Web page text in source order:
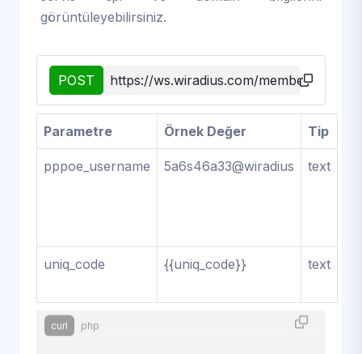
görüntüleyebilirsiniz.
POST https://ws.wiradius.com/
Parametre Örnek Değer Tip
pppoe_username 5a6s46a33@wiradius text
uniq_code {{uniq_code}} text
curl php